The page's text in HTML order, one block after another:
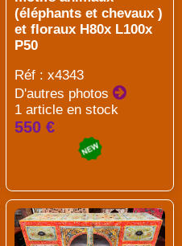
(éléphants et chevaux )
et floraux H80x L100x
P50
Réf : x4343
D'autres photos
1 article en stock
550 €